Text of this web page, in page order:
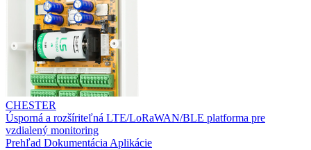
CHESTER
Úsporná a rozšíriteľná LTE/LoRaWAN/BLE platforma pre
vzdialený monitoring
Prehľad Dokumentácia Aplikácie